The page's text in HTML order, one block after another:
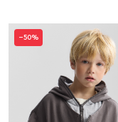
–50%